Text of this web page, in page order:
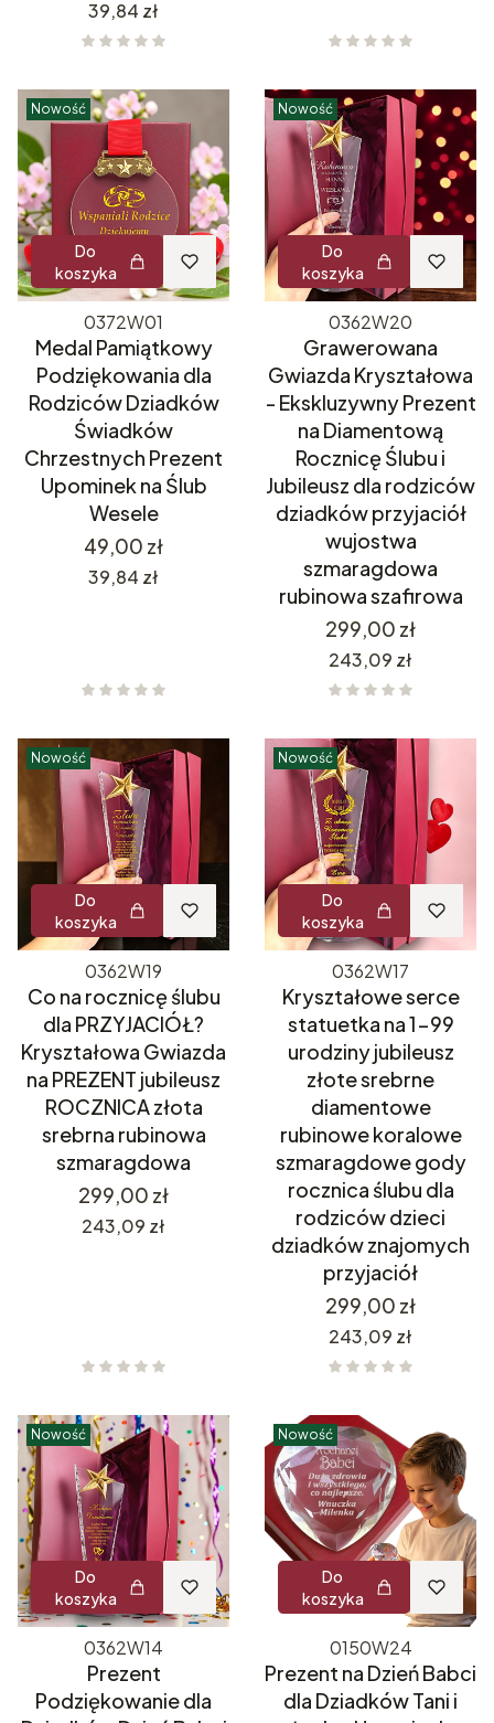
Cena
39,84 zł
Nowość
Do
koszyka
0372W01
Medal Pamiątkowy
Podziękowania dla
Rodziców Dziadków
Świadków
Chrzestnych Prezent
Upominek na Ślub
Wesele
Cena
49,00 zł
Cena
39,84 zł
Nowość
Do
koszyka
0362W20
Grawerowana
Gwiazda Kryształowa
- Ekskluzywny Prezent
na Diamentową
Rocznicę Ślubu i
Jubileusz dla rodziców
dziadków przyjaciół
wujostwa
szmaragdowa
rubinowa szafirowa
Cena
299,00 zł
Cena
243,09 zł
Nowość
Do
koszyka
0362W19
Co na rocznicę ślubu
dla PRZYJACIÓŁ?
Kryształowa Gwiazda
na PREZENT jubileusz
ROCZNICA złota
srebrna rubinowa
szmaragdowa
Cena
299,00 zł
Cena
243,09 zł
Nowość
Do
koszyka
0362W17
Kryształowe serce
statuetka na 1-99
urodziny jubileusz
złote srebrne
diamentowe
rubinowe koralowe
szmaragdowe gody
rocznica ślubu dla
rodziców dzieci
dziadków znajomych
przyjaciół
Cena
299,00 zł
Cena
243,09 zł
Nowość
Do
koszyka
0362W14
Prezent
Podziękowanie dla
Nowość
Do
koszyka
0150W24
Prezent na Dzień Babci
dla Dziadków Tani i